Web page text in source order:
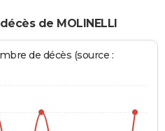
de MOLINELLI
de décès (source :